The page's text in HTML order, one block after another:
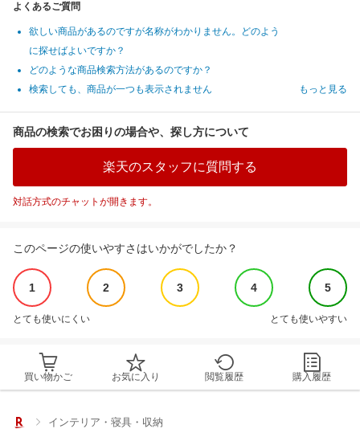
よくあるご質問
欲しい商品があるのですが名称がわかりません。どのよう
に探せばよいですか？
どのような商品検索方法があるのですか？
検索しても、商品が一つも表示されません
もっと見る
商品の検索でお困りの場合や、探し方について
楽天のスタッフに質問する
対話方式のチャットが開きます。
このページの使いやすさはいかがでしたか？
1 2 3 4 5
とても使いにくい とても使いやすい
買い物かご お気に入り 閲覧履歴 購入履歴
インテリア・寝具・収納